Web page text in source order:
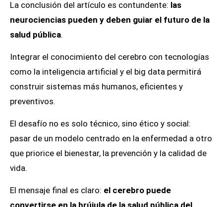
La conclusión del artículo es contundente: las
neurociencias pueden y deben guiar el futuro de la
salud pública.
Integrar el conocimiento del cerebro con tecnologías
como la inteligencia artificial y el big data permitirá
construir sistemas más humanos, eficientes y
preventivos.
El desafío no es solo técnico, sino ético y social:
pasar de un modelo centrado en la enfermedad a otro
que priorice el bienestar, la prevención y la calidad de
vida.
El mensaje final es claro: el cerebro puede
convertirse en la brújula de la salud pública del